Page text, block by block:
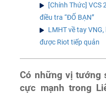
[Chính Thức] VCS
điều tra “ĐỐ BẠN”
LMHT về tay
được Riot tiếp quản
Có những vị tướng
cực mạnh trong